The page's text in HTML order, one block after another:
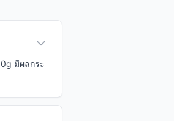
มีผลกระ